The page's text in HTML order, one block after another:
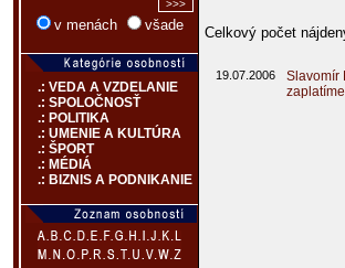
v menách všade
.: VEDA A VZDELANIE
.: SPOLOČNOSŤ
.: POLITIKA
.: UMENIE A KULTÚRA
.: ŠPORT
.: MÉDIÁ
.: BIZNIS A PODNIKANIE
Celkový počet
19.07.2006
Slavomír
zaplatíme